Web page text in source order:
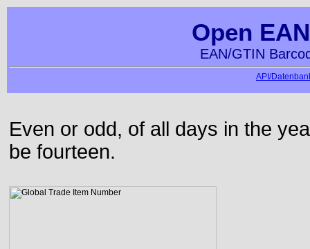
Open
EAN/GTIN
API/
Even or odd, of all days in the
be fourteen.